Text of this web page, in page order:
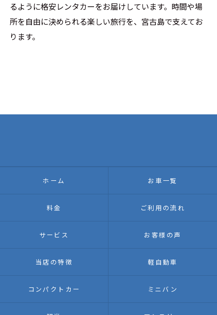
るように格安レンタカーをお届けしています。時間や場
所を自由に決められる楽しい旅行を、宮古島で支えてお
ります。
ホーム お車一覧
料金 ご利用の流れ
サービス お客様の声
当店の特徴 軽自動車
コンパクトカー ミニバン